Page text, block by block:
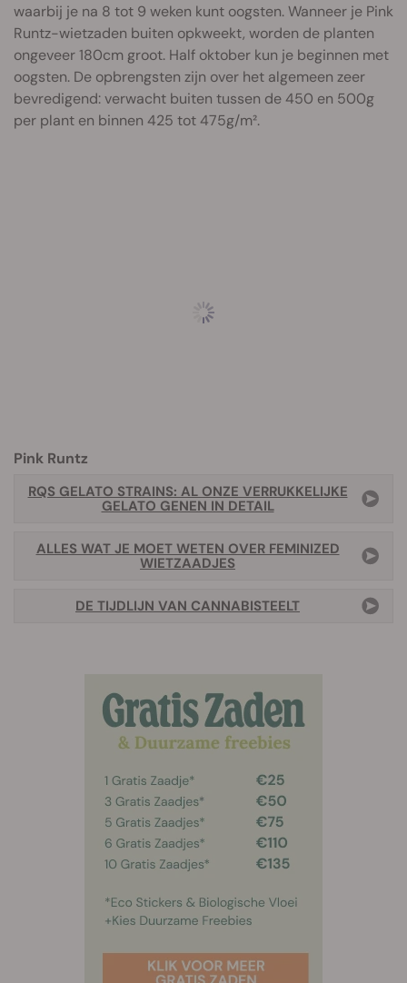
waarbij je na 8 tot 9 weken kunt oogsten. Wanneer je Pink
Runtz-wietzaden buiten opkweekt, worden de planten
ongeveer 180cm groot. Half oktober kun je beginnen met
oogsten. De opbrengsten zijn over het algemeen zeer
bevredigend: verwacht buiten tussen de 450 en 500g
per plant en binnen 425 tot 475g/m².
Pink Runtz
RQS GELATO STRAINS: AL ONZE VERRUKKELIJKE
GELATO GENEN IN DETAIL
ALLES WAT JE MOET WETEN OVER FEMINIZED
WIETZAADJES
DE TIJDLIJN VAN CANNABISTEELT